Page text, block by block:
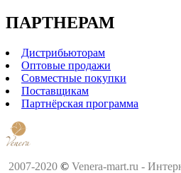
ПАРТНЕРАМ
Дистрибьюторам
Оптовые продажи
Совместные покупки
Поставщикам
Партнёрская программа
2007-2020 © Venera-mart.ru -